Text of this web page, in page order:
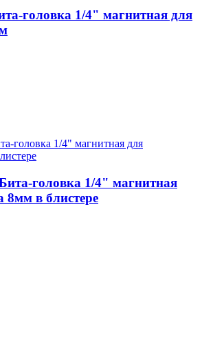
головка 1/4" магнитная для
головка 1/4" магнитная
8мм в блистере